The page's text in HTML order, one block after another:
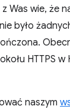
Was wie, że
było
HTTPS
naszym